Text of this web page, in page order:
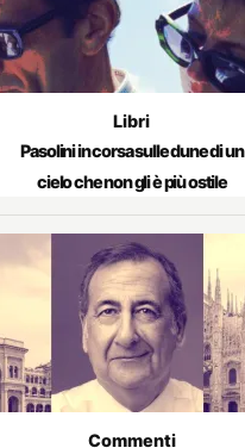
Libri
Pasolini in corsa sulle dune di un
cielo che non gli è più ostile
Commenti